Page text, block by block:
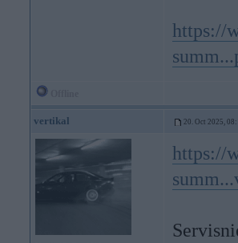
https://
vertikal 20. Oct 2025,
https://